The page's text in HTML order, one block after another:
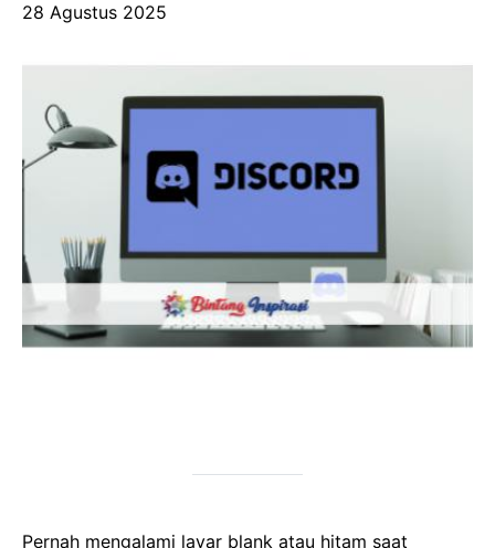
28 Agustus 2025
Pernah mengalami layar blank atau hitam saat